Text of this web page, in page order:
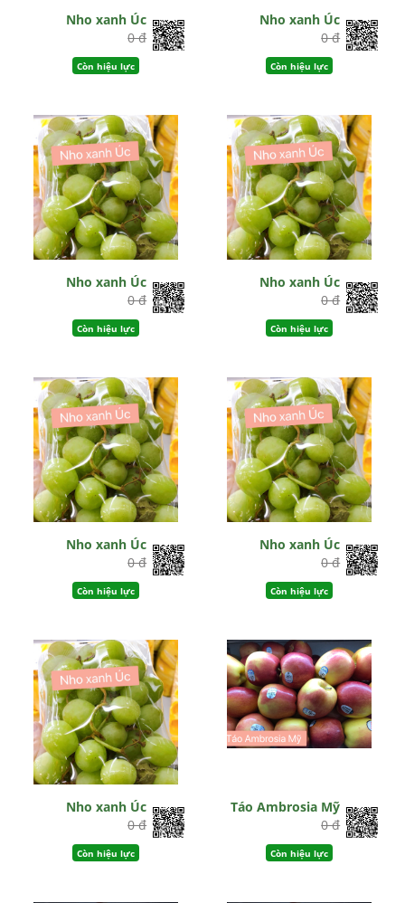
Nho xanh Úc
0 đ
Còn hiệu lực
Nho xanh Úc
0 đ
Còn hiệu lực
Nho xanh Úc
0 đ
Còn hiệu lực
Nho xanh Úc
0 đ
Còn hiệu lực
Nho xanh Úc
0 đ
Còn hiệu lực
Nho xanh Úc
0 đ
Còn hiệu lực
Nho xanh Úc
0 đ
Còn hiệu lực
Táo Ambrosia Mỹ
0 đ
Còn hiệu lực